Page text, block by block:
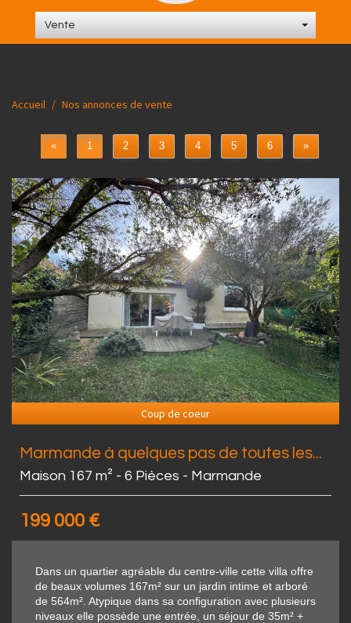
Vente
Accueil Nos annonces de vente
« 1 2 3 4 5 6 »
Coup de coeur
Marmande à quelques pas de toutes les...
Maison 167 m² - 6 Pièces - Marmande
199 000 €
Dans un quartier agréable du centre-ville cette villa offre
de beaux volumes 167m² sur un jardin intime et arboré
de 564m². Atypique dans sa configuration avec plusieurs
niveaux elle possède une entrée, un séjour de 35m² +